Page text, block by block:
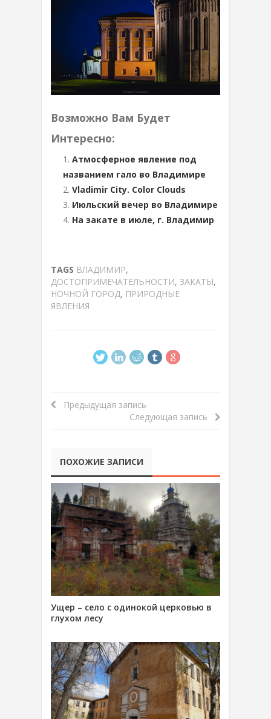
Возможно Вам Будет
Интересно:
Атмосферное явление под
названием гало во Владимире
Vladimir City. Color Clouds
Июльский вечер во Владимире
На закате в июле, г. Владимир
TAGS ВЛАДИМИР,
ДОСТОПРИМЕЧАТЕЛЬНОСТИ, ЗАКАТЫ,
НОЧНОЙ ГОРОД, ПРИРОДНЫЕ
ЯВЛЕНИЯ
Предыдущая запись
Следующая запись
ПОХОЖИЕ ЗАПИСИ
Ущер – село с одинокой церковью в
глухом лесу